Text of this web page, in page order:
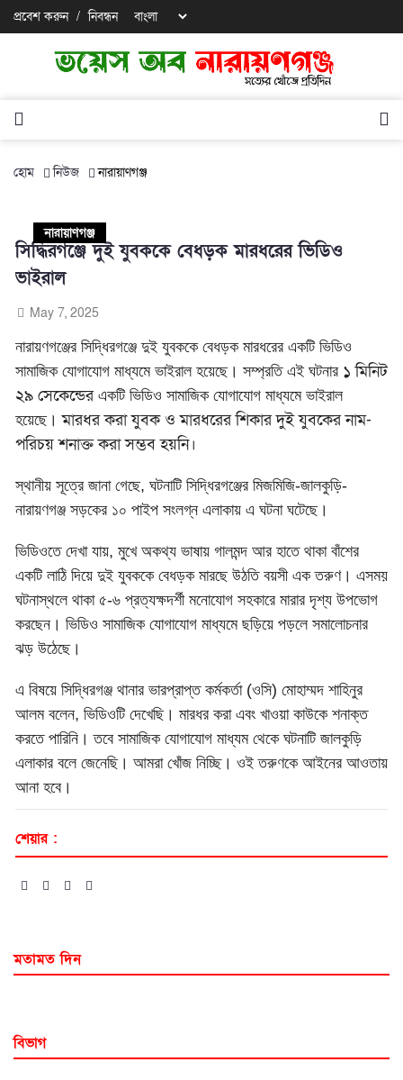
প্রবেশ করুন / নিবন্ধন
হোম নিউজ নারায়াণগঞ্জ
নারায়াণগঞ্জ
সিদ্ধিরগঞ্জে দুই যুবককে বেধড়ক মারধরের ভিডিও
ভাইরাল
May 7, 2025
নারায়ণগঞ্জের সিদ্ধিরগঞ্জে দুই যুবককে বেধড়ক মারধরের একটি ভিডিও
সামাজিক যোগাযোগ মাধ্যমে ভাইরাল হয়েছে। সম্প্রতি এই ঘটনার ১ মিনিট
২৯ সেকেন্ডেরএকটি ভিডিও সামাজিক যোগাযোগ মাধ্যমে ভাইরাল
হয়েছে।মারধর করা যুবক ও মারধরের শিকার দুই যুবকের নাম-
পরিচয় শনাক্ত করা সম্ভব হয়নি।
স্থানীয় সূত্রে জানা গেছে, ঘটনাটি সিদ্ধিরগঞ্জের মিজমিজি-জালকুড়ি-
নারায়ণগঞ্জ সড়কের ১০ পাইপ সংলগ্ন এলাকায় এ ঘটনা ঘটেছে।
ভিডিওতে দেখা যায়, মুখে অকথ্য ভাষায় গালমন্দ আর হাতে থাকা বাঁশের
একটি লাঠি দিয়ে দুই যুবককে বেধড়ক মারছে উঠতি বয়সী এক তরুণ। এসময়
ঘটনাস্থলে থাকা ৫-৬ প্রত্যক্ষদর্শী মনোযোগ সহকারে মারার দৃশ্য উপভোগ
করছেন। ভিডিও সামাজিক যোগাযোগ মাধ্যমে ছড়িয়ে পড়লে সমালোচনার
ঝড় উঠেছে।
এ বিষয়ে সিদ্ধিরগঞ্জ থানার ভারপ্রাপ্ত কর্মকর্তা (ওসি) মোহাম্মদ শাহিনুর
আলম বলেন, ভিডিওটি দেখেছি। মারধর করা এবং খাওয়া কাউকে শনাক্ত
করতে পারিনি। তবে সামাজিক যোগাযোগ মাধ্যম থেকে ঘটনাটি জালকুড়ি
এলাকার বলে জেনেছি। আমরা খোঁজ নিচ্ছি। ওই তরুণকে আইনের আওতায়
আনা হবে।
শেয়ার :
মতামত দিন
বিভাগ